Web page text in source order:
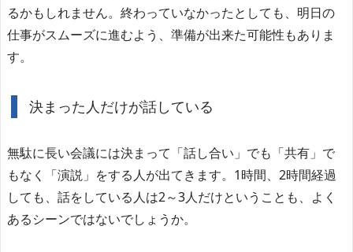
るかもしれません。終わっていなかったとしても、明日の
仕事がスムーズに進むよう、準備が出来た可能性もありま
す。
決まった人だけが話している
無駄に長い会議には決まって「話し合い」でも「共有」で
もなく「演説」をする人が出てきます。1時間、2時間経過
しても、話をしている人は2～3人だけということも、よく
あるシーンではないでしょうか。